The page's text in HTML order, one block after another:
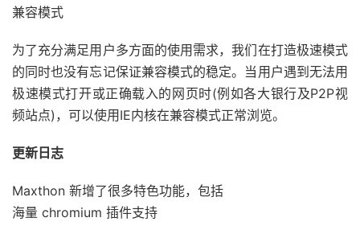
兼容模式
为了充分满足用户多方面的使用需求，我们在打造极速模式
的同时也没有忘记保证兼容模式的稳定。当用户遇到无法用
极速模式打开或正确载入的网页时(例如各大银行及P2P视
频站点)，可以使用IE内核在兼容模式正常浏览。
更新日志
Maxthon 新增了很多特色功能，包括
海量 chromium 插件支持